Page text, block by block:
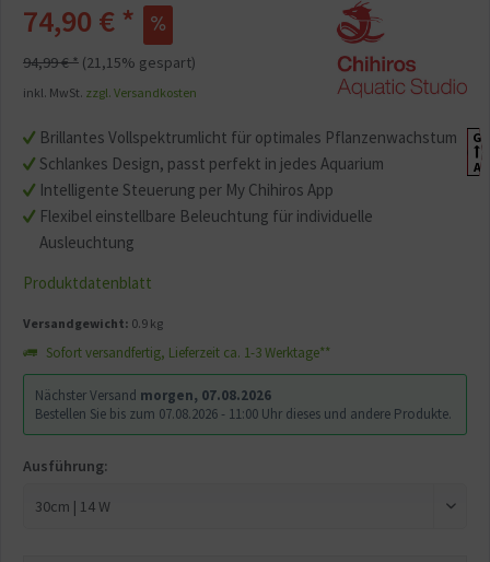
Brillantes Vollspektrumlicht für optimales Pflanzenwachstum
Schlankes Design, passt perfekt in jedes Aquarium
Intelligente Steuerung per My Chihiros App
Flexibel einstellbare Beleuchtung für individuelle
Ausleuchtung
74,90 € *
94,99 € * (21,15% gespart)
inkl. MwSt. zzgl. Versandkosten
G
G
A
Produktdatenblatt
Versandgewicht: 0.9 kg
Sofort versandfertig, Lieferzeit ca. 1-3 Werktage**
Nächster Versand morgen, 07.08.2026
Bestellen Sie bis zum 07.08.2026 - 11:00 Uhr dieses und andere Produkte.
Ausführung: